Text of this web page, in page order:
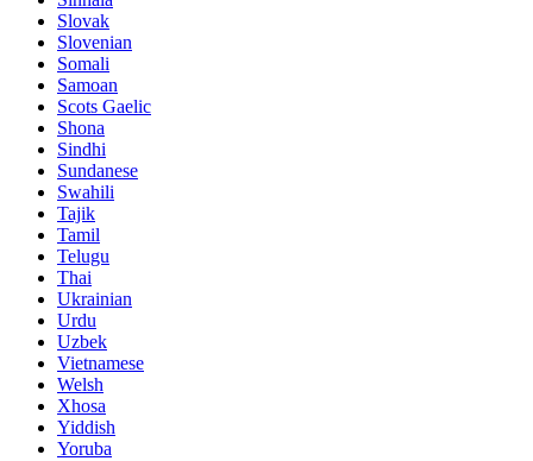
Slovak
Slovenian
Somali
Samoan
Scots Gaelic
Shona
Sindhi
Sundanese
Swahili
Tajik
Tamil
Telugu
Thai
Ukrainian
Urdu
Uzbek
Vietnamese
Welsh
Xhosa
Yiddish
Yoruba